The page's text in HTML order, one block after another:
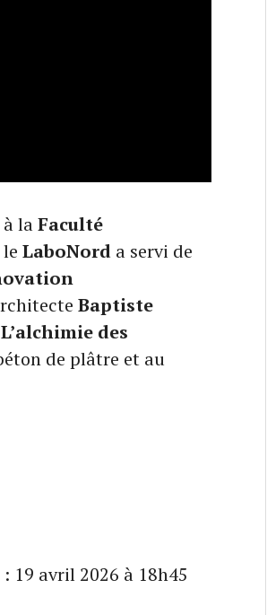
laFaculté
le LaboNord a servi de
Baptiste
L’alchimie des
de plâtre et au
19 avril 2026 à 18h45